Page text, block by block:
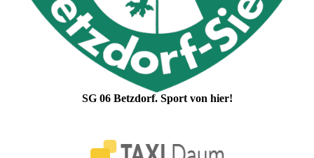
SG 06 Betzdorf. Sport von hier!